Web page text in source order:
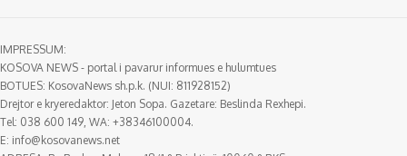
IMPRESSUM:
KOSOVA NEWS - portal i pavarur informues e hulumtues
BOTUES: KosovaNews sh.p.k. (NUI: 811928152)
Drejtor e kryeredaktor: Jeton Sopa. Gazetare: Beslinda Rexhepi.
Tel: 038 600 149, WA: +38346100004.
E: info@kosovanews.net